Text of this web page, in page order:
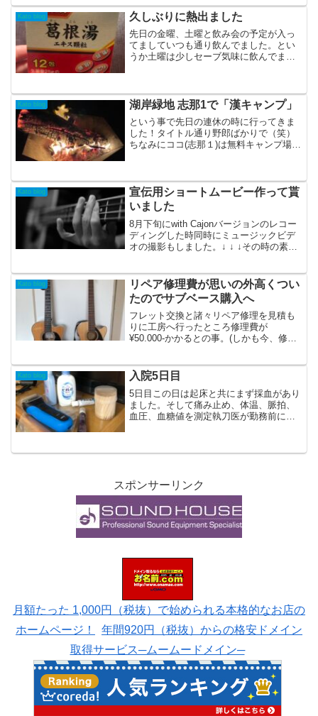
Kato blog 久しぶりに熱出ました
先日の金曜、土曜と飲み会の予定が入っ
てましていつも通り飲んでました。とい
うか土曜は少しセーブ気味に飲んでまし
たんですがsolobas...
Kato blog 湖岸緑地 志那1で「漢キャンプ」
という事で先日の連休の時に行ってきま
した！タイトル通り野郎ばかりで（笑）
ちなみにココ(志那１)は無料キャンプ場な
う流れで。↓ ↓ ↓今回は2回目ちなみに第1
回目はコチラ...
Kato blog
宣伝用ショートムービー作って貰
いました
8月下旬にwith Cajonバージョンのレコー
ディングした時同時にミュージックビデ
オの撮影もしました。↓ ↓ ↓その時の素材
ざいますッ！！solobass Ka...
Kato blog
リペア修理費が思いの外高くつい
たのでサブベース購入へ
フレット交換と諸々リペア修理を見積も
りに工房へ行ったところ修理費が
¥50.000-かかるとの事。(しかも今、修理
厳しいな。。1度持ち帰って考えます。と
お伝えしました...
Kato blog 入院5日目
5日目この日は起床と共にまず採血があり
ました。そして痛み止め、体温、脈拍、
血圧、血糖値を測定執刀医が勤務前に状
スポンサーリンク
月額たった 1,000円（税抜）で始められる本格的なお店の
ホームページ！
年間920円（税抜）からの格安ドメイン
取得サービス─ムームードメイン─